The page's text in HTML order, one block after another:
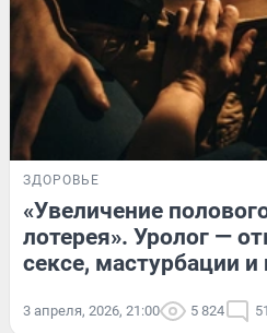
ЗДОРОВЬЕ
«Увеличение
лотерея». Уролог —
сексе, мастурбации
3 апреля, 2026, 21:00 5 824 51